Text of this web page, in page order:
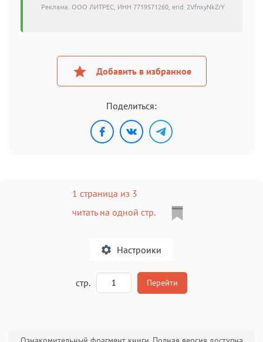
Реклама. ООО ЛИТРЕС, ИНН 7719571260, erid: 2VfnxyNkZrY
Добавить в избранное
Поделиться:
1 страница из 3
читать на одной стр.
Настроики
стр. Перейти